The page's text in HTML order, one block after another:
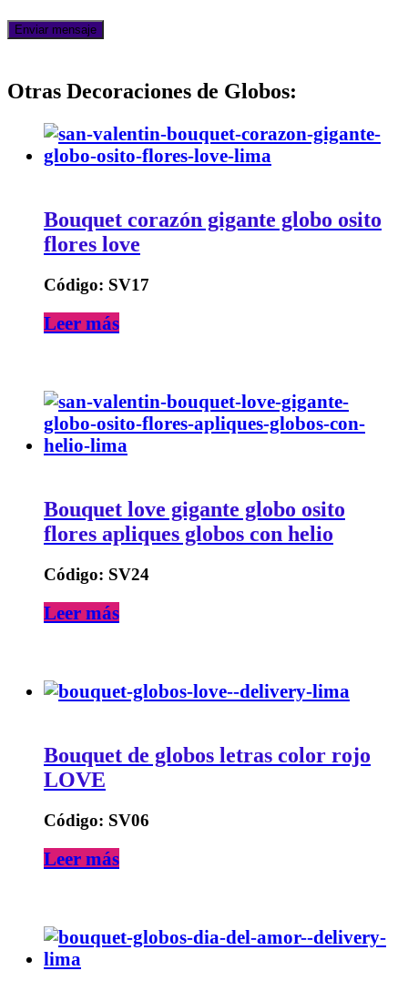
Otras Decoraciones de Globos:
Bouquet corazón gigante globo osito
flores love
Código: SV17
Leer más
Bouquet love gigante globo osito
flores apliques globos con helio
Código: SV24
Leer más
Bouquet de globos letras color rojo
LOVE
Código: SV06
Leer más